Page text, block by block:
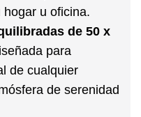
u oficina.
de 50 x
para
de cualquier
de serenidad